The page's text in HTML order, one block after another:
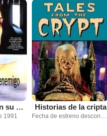
Durmiendo con su enemigo
1991
Historias de la cripta
Fecha de estreno desconocida